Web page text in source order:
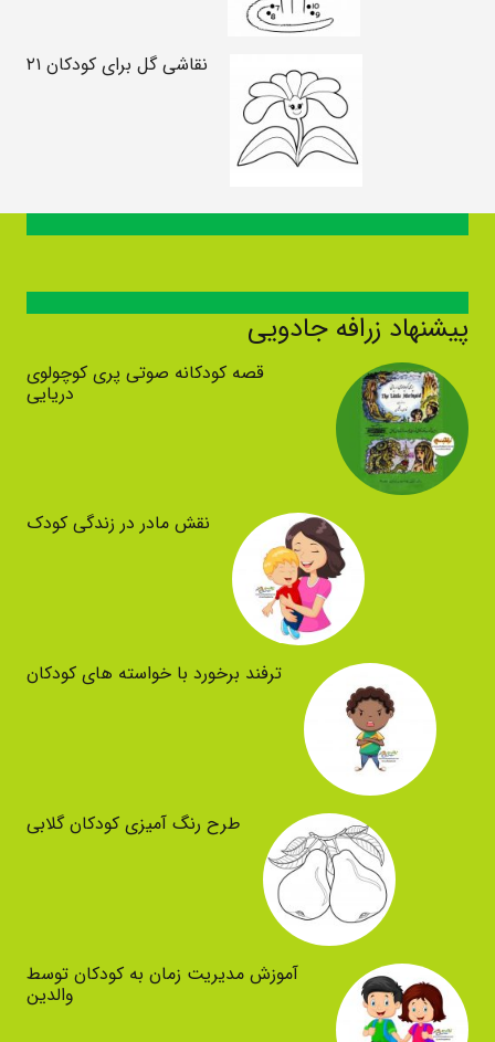
نقاشی گل برای کودکان ۲۱
پیشنهاد زرافه جادویی
قصه کودکانه صوتی پری کوچولوی
دریایی
نقش مادر در زندگی کودک
ترفند برخورد با خواسته های کودکان
طرح رنگ آمیزی کودکان گلابی
آموزش مدیریت زمان به کودکان توسط
والدین